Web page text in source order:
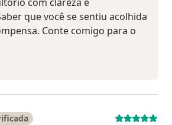
que você se sentiu acolhida
Conte comigo para o